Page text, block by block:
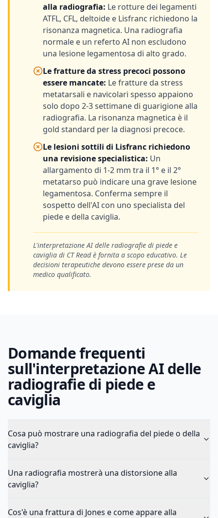
alla radiografia: Le rotture dei legamenti
ATFL, CFL, deltoide e Lisfranc richiedono la
risonanza magnetica. Una radiografia
normale e un referto AI non escludono
una lesione legamentosa di alto grado.
Le fratture da stress precoci possono
essere mancate: Le fratture da stress
metatarsali e navicolari spesso appaiono
solo dopo 2-3 settimane di guarigione alla
radiografia. La risonanza magnetica è il
gold standard per la diagnosi precoce.
Le lesioni sottili di Lisfranc richiedono
una revisione specialistica: Un
allargamento di 1-2 mm tra il 1° e il 2°
metatarso può indicare una grave lesione
legamentosa. Conferma sempre il
sospetto dell'AI con uno specialista del
piede e della caviglia.
L'interpretazione AI delle radiografie di piede e
caviglia di CT Read è fornita a scopo educativo. Le
decisioni terapeutiche devono essere prese da un
medico qualificato.
Domande frequenti
sull'interpretazione AI delle
radiografie di piede e
caviglia
Cosa può mostrare una radiografia del piede o della
caviglia?
Una radiografia mostrerà una distorsione alla
caviglia?
Cos'è una frattura di Jones e come appare alla